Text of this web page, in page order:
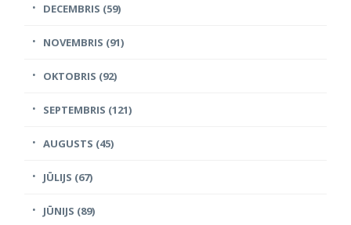
DECEMBRIS (59)
NOVEMBRIS (91)
OKTOBRIS (92)
SEPTEMBRIS (121)
AUGUSTS (45)
JŪLIJS (67)
JŪNIJS (89)